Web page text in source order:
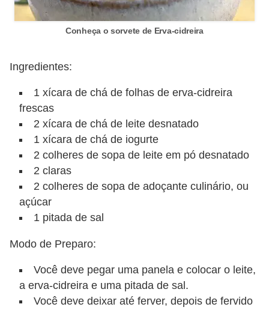
Conheça o sorvete de Erva-cidreira
Ingredientes:
1 xícara de chá de folhas de erva-cidreira
frescas
2 xícara de chá de leite desnatado
1 xícara de chá de iogurte
2 colheres de sopa de leite em pó desnatado
2 claras
2 colheres de sopa de adoçante culinário, ou
açúcar
1 pitada de sal
Modo de Preparo:
Você deve pegar uma panela e colocar o leite,
a erva-cidreira e uma pitada de sal.
Você deve deixar até ferver, depois de fervido